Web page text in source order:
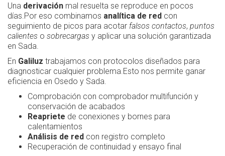
Una derivación mal resuelta se reproduce en pocos
días.Por eso combinamos analítica de red con
seguimiento de picos para acotar falsos contactos, puntos
calientes o sobrecargas y aplicar una solución garantizada
en Sada.
En Galiluz trabajamos con protocolos diseñados para
diagnosticar cualquier problema.Esto nos permite ganar
eficiencia en Osedo y Sada.
Comprobación con comprobador multifunción y
conservación de acabados
Reapriete de conexiones y bornes para
calentamientos
Análisis de red con registro completo
Recuperación de continuidad y ensayo final